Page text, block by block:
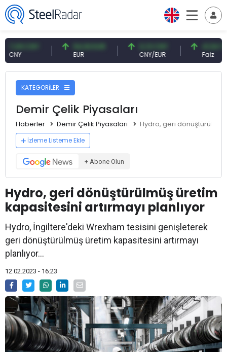
54,93 EUR 0,13 CNY
CNY/EUR
41,54 TRY
KATEGORİLER
Demir Çelik Piyasaları
Haberler Demir Çelik Piyasaları Hydro, geri
İzleme Listeme Ekle
+ Abone Olun
Hydro, geri dönüştürülmüş üretim
kapasitesini artırmayı planlıyor
Hydro, İngiltere'deki Wrexham tesisini genişleterek
geri dönüştürülmüş üretim kapasitesini artırmayı
planlıyor...
12.02.2023 - 16:23